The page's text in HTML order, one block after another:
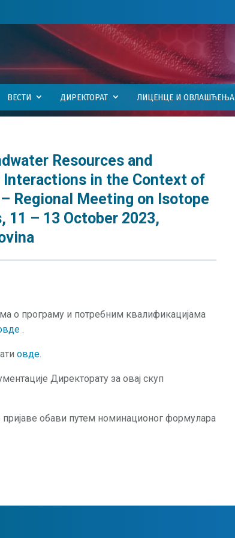
ВЕСТИ ДИРЕКТОРАТ ЛИЦЕНЦЕ И ОВЛАШЋЕЊА
Resources and
in the Context of
Regional Meeting on Isotope
11 – 13 October 2023,
о програму и потребним квалификацијама
.
овде.
Директорату за овај скуп
обави путем номинационог формулара